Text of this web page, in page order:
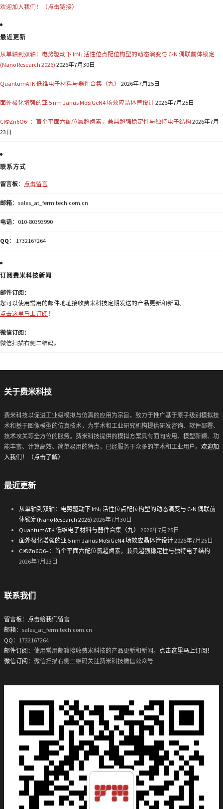
欢迎加入我们！（点击链接）
最近更新
从单轴到双轴：电势驱动下 IrN₄ 活性位点配位构型的动态演变与 C-N 偶联前体锁定
(Nano Research 2026) 2026年7月30日
QuantumATK 低维电子材料与器件合集（九） 2026年7月25日
面外极化增强的亚 5 nm Janus MoSiGeN4 场效应晶体管设计2026年7月25日
Cl©Zn6O6−：首个平面六配位氯超卤素，兼具超强稳定性与独特电子结构2026年7月
23日
联系方式
留言板： 点击留言
邮箱：sales_at_fermitech.com.cn
电话：010-80393990
QQ ： 1732167264
订阅费米科技新闻
邮件订阅：
您可以使用常用的邮件地址接收费米科技定期发送的产品更新和新闻。
点击这里马上订阅 ！
微信订阅：
微信扫描右侧二维码。
关于费米科技
费米科技以促进工业级模拟与仿真的应用为宗旨，致力于推广基于原子级别模拟技
术和基于图像模型的仿真技术，为学术和工业研究机构提供研发咨询、软件部署、
技术攻关等全方位的服务。费米科技提供的模拟方案具有面向应用、模型新颖、功
能丰富、计算高效、简单易用的特点，已经服务于众多的学术和工业用户。 欢迎加
入我们！（点击了解）
最近更新
从单轴到双轴：电势驱动下 IrN₄ 活性位点配位构型的动态演变与 C-N 偶联前
体锁定(Nano Research 2026) 2026年7月30日
QuantumATK 低维电子材料与器件合集（九）
2026年7月25日
面外极化增强的亚 5 nm Janus MoSiGeN4 场效应晶体管设计2026年7月25日
Cl©Zn6O6−：首个平面六配位氯超卤素，兼具超强稳定性与独特电子结构
2026年7月23日
联系我们
留言板 ： 点击给我们留言
邮箱：sales_at_fermitech.com.cn
QQ ：1732167264
邮件订阅 ：使用常用邮箱接收费米科技的产品更新和新闻。 点击这里马上订阅！
微信订阅 ：微信扫描右侧二维码关注费米科技微信公众号